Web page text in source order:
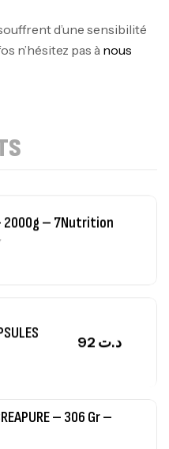
d’une sensibilité
n’hésitez pas à nous
– Scitec Nutrition
– 7Nutrition
د.ت
– 306 Gr –